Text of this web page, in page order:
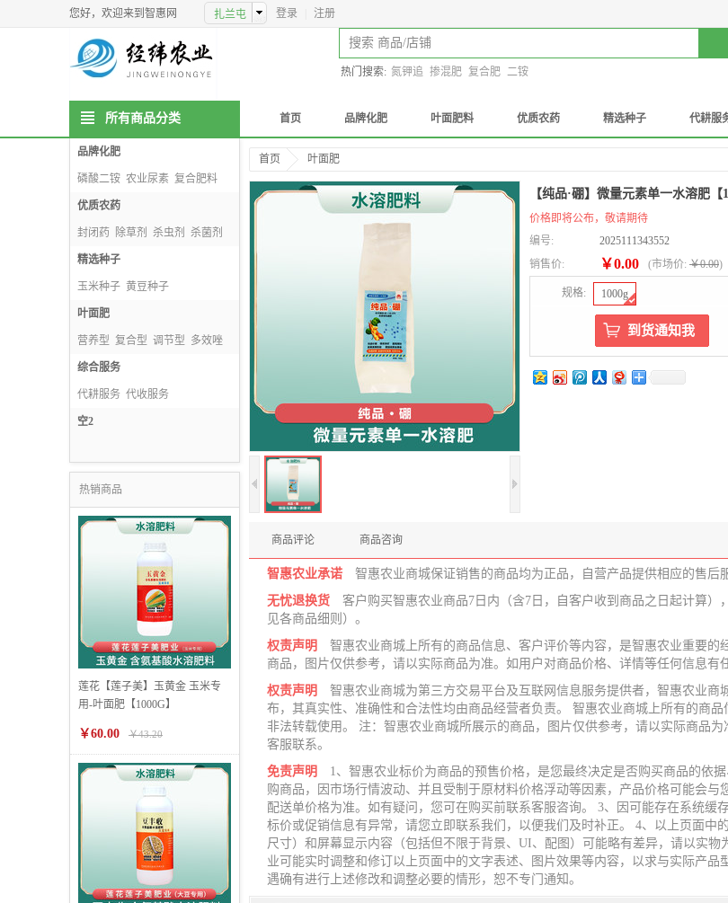
您好，欢迎来到智惠网 登录 注册
热门搜索: 氮钾追 掺混肥 复合肥 二铵
所有商品分类 首页 品牌化肥 叶面肥料 优质农药 精选种子 代耕服
品牌化肥
磷酸二铵 农业尿素 复合肥料
掺混肥料
优质农药
封闭药 除草剂 杀虫剂 杀菌剂
精选种子
玉米种子 黄豆种子
种子包衣剂
叶面肥
营养型 复合型 调节型 多效唑
综合服务
代耕服务 代收服务
信息技术服务
空2
热销商品
莲花【莲子美】玉黄金 玉米专
用-叶面肥【1000G】
￥60.00 ￥43.20
首页 叶面肥
【纯品·硼】微量元素单一水溶肥【
价格即将公布，敬请期待
编号:
2025111343552
销售价:
￥0.00 (市场价: ￥0.00)
规格: 1000g
商品评论 商品咨询
智惠农业承诺
智惠农业商城保证销售的商品均为正品，自营产品提供相应的售后
无忧退换货
客户购买智惠农业商品7日内（含7日，自客户收到商品之日起计算
见各商品细则）。
权责声明
智惠农业商城上所有的商品信息、客户评价等内容，是智惠农业重要
商品，图片仅供参考，请以实际商品为准。如用户对商品价格、详情等任何信息有
权责声明
智惠农业商城为第三方交易平台及互联网信息服务提供者，智惠农业
布，其真实性、准确性和合法性均由商品经营者负责。 智惠农业商城上所有的商
非法转载使用。 注：智惠农业商城所展示的商品，图片仅供参考，请以实际商品
客服联系。
免责声明
1、智惠农业标价为商品的预售价格，是您最终决定是否购买商品的依
购商品，因市场行情波动、并且受制于原材料价格浮动等因素，产品价格可能会
配送单价格为准。如有疑问，您可在购买前联系客服咨询。 3、因可能存在系统
标价或促销信息有异常，请您立即联系我们，以便我们及时补正。 4、以上页面中
尺寸）和屏幕显示内容（包括但不限于背景、UI、配图）可能略有差异，请以实
业可能实时调整和修订以上页面中的文字表述、图片效果等内容，以求与实际产
遇确有进行上述修改和调整必要的情形，恕不专门通知。